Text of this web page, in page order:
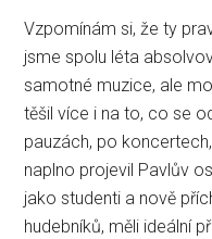
Vzpomínám si, že ty
jsme spolu léta
samotné muzice, ale
těšil více i na to, co se
pauzách, po
naplno projevil Pavlův
jako studenti a nově
hudebníků, měli ideální